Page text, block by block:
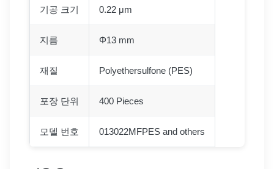
기공 크기 0.22 μm
지름 Φ13 mm
재질 Polyethersulfone (PES)
포장 단위 400 Pieces
모델 번호 013022MFPES and others